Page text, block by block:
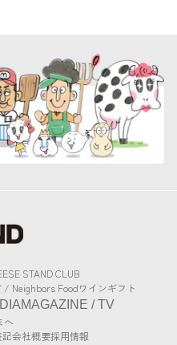
STAND CLUB
/ Neighbors Foodワインギフト
MAGAZINE / TV
へ
会社概要採用情報